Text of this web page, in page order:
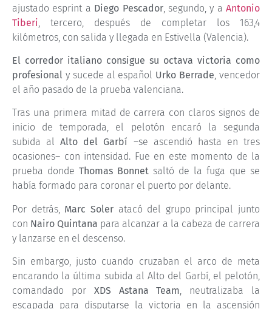
ajustado esprint a Diego Pescador, segundo, y a Antonio
Tiberi , tercero, después de completar los 163,4
kilómetros, con salida y llegada en Estivella (Valencia).
El corredor italiano consigue su octava victoria como
profesional y sucede al español Urko Berrade, vencedor
el año pasado de la prueba valenciana.
Tras una primera mitad de carrera con claros signos de
inicio de temporada, el pelotón encaró la segunda
subida alAlto del Garbí –se ascendió hasta en tres
ocasiones– con intensidad. Fue en este momento de la
prueba donde Thomas Bonnet saltó de la fuga que se
había formado para coronar el puerto por delante.
Por detrás, Marc Soleratacó del grupo principal junto
con Nairo Quintana para alcanzar a la cabeza de carrera
y lanzarse en el descenso.
Sin embargo, justo cuando cruzaban el arco de meta
encarando la última subida al Alto del Garbí, el pelotón,
comandado por XDS Astana Team, neutralizaba la
escapada para disputarse la victoria en la ascensión